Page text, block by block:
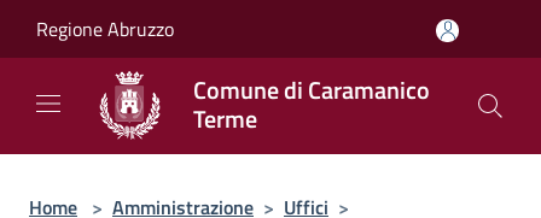
Regione Abruzzo
Comune di Caramanico
Terme
Home > Amministrazione > Uffici >